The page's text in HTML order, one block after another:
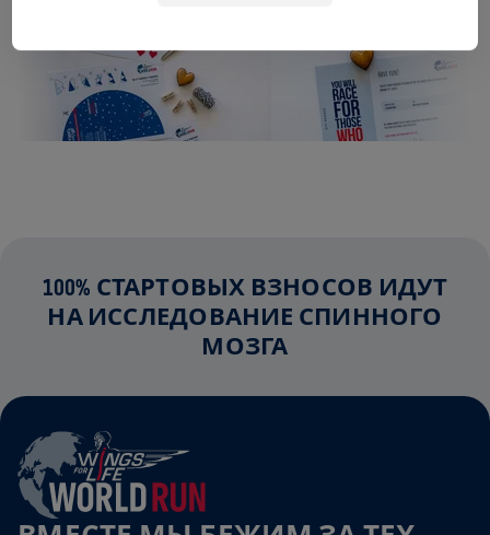
100% СТАРТОВЫХ ВЗНОСОВ ИДУТ
НА ИССЛЕДОВАНИЕ СПИННОГО
МОЗГА